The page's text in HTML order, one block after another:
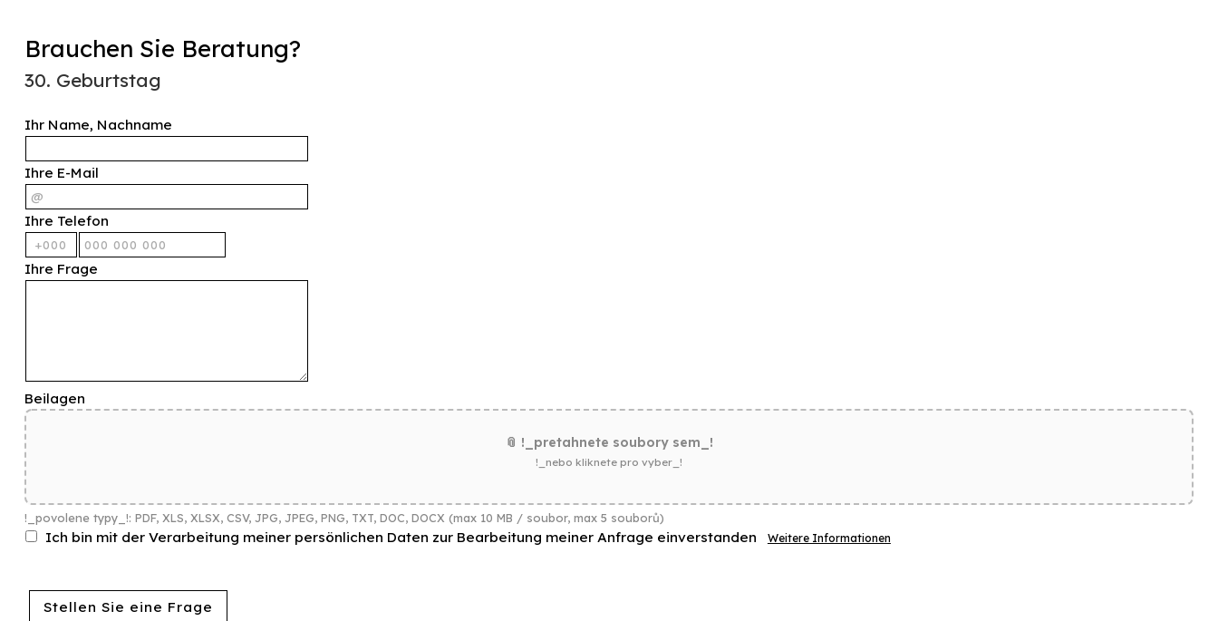
Brauchen Sie Beratung?
30. Geburtstag
Ihr Name, Nachname
Ihre E-Mail
Ihre Telefon
Ihre Frage
Beilagen
📎 !_pretahnete soubory sem_!
!_nebo kliknete pro vyber_!
!_povolene typy_!: PDF, XLS, XLSX, CSV, JPG, JPEG, PNG, TXT, DOC, DOCX (max 10 MB / soubor, max 5 souborů)
Ich bin mit der Verarbeitung meiner persönlichen Daten zur Bearbeitung meiner Anfrage einverstanden Weitere Informationen